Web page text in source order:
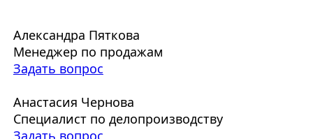
Александра Пяткова
Менеджер по продажам
Задать вопрос
Анастасия Чернова
Специалист по делопроизводству